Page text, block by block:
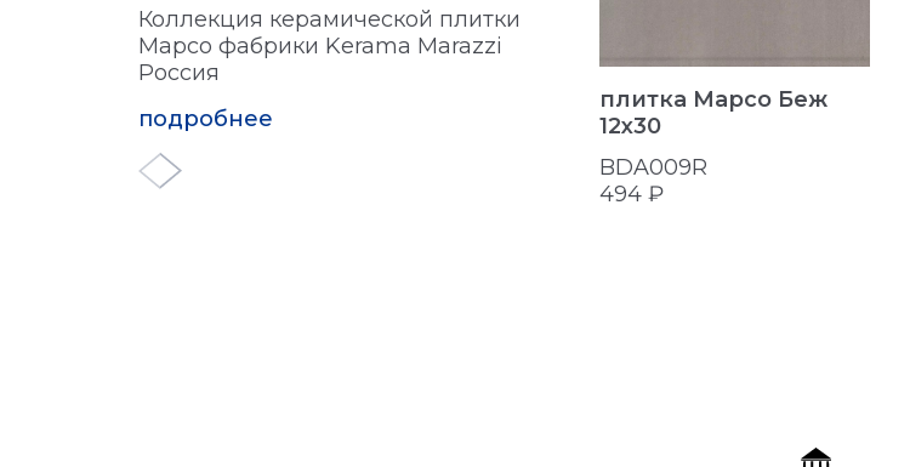
Коллекция керамической плитки
Марсо фабрики Kerama Marazzi
Россия
подробнее
плитка Марсо Беж
12x30
BDA009R
494 ₽